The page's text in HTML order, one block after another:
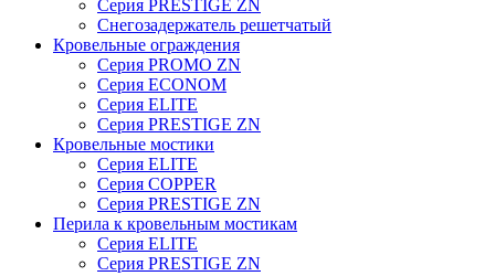
Серия PRESTIGE ZN
Снегозадержатель решетчатый
Кровельные ограждения
Серия PROMO ZN
Серия ECONOM
Серия ELITE
Серия PRESTIGE ZN
Кровельные мостики
Серия ELITE
Серия COPPER
Серия PRESTIGE ZN
Перила к кровельным мостикам
Серия ELITE
Серия PRESTIGE ZN